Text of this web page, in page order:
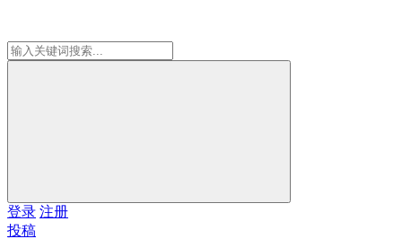
登录 注册
投稿